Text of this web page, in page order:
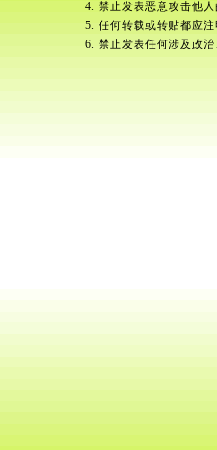
4. 禁止发表恶意攻击他
5. 任何转载或转贴都应
6. 禁止发表任何涉及政